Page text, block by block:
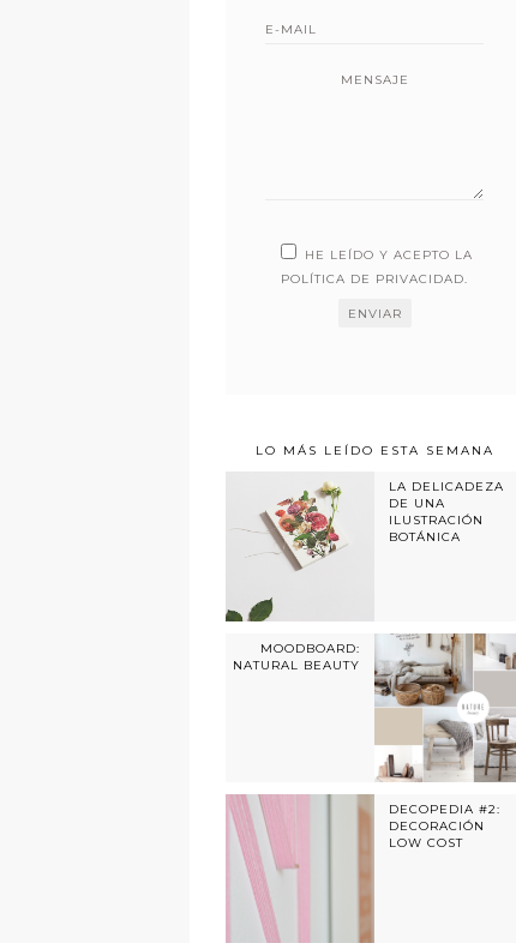
MENSAJE
HE LEÍDO Y ACEPTO LA
POLÍTICA DE PRIVACIDAD.
LO MÁS LEÍDO ESTA SEMANA
LA DELICADEZA
DE UNA
ILUSTRACIÓN
BOTÁNICA
MOODBOARD:
NATURAL BEAUTY
DECOPEDIA #2:
DECORACIÓN
LOW COST